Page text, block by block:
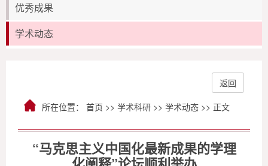
优秀成果
学术动态
所在位置： 首页 >> 学术科研 >> 学术动态 >> 正文
返回
“马克思主义中国化最新成果的学理